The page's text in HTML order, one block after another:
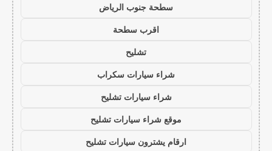
سطحة جنوب الرياض
اقرب سطحة
تشليح
شراء سيارات سكراب
شراء سيارات تشليح
موقع شراء سيارات تشليح
ارقام يشترون سيارات تشليح